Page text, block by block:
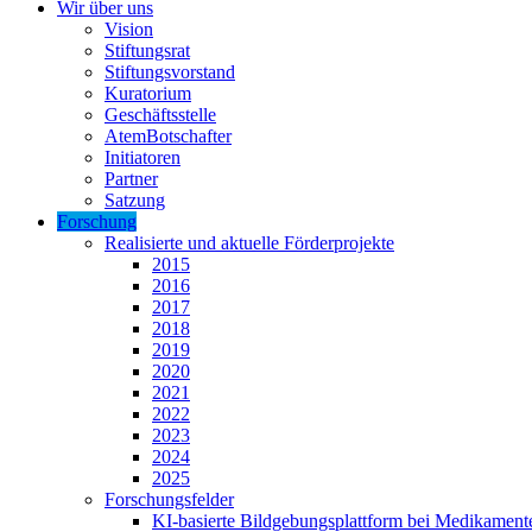
Wir über uns
Vision
Stiftungsrat
Stiftungsvorstand
Kuratorium
Geschäftsstelle
AtemBotschafter
Initiatoren
Partner
Satzung
Forschung
Realisierte und aktuelle Förderprojekte
2015
2016
2017
2018
2019
2020
2021
2022
2023
2024
2025
Forschungsfelder
KI-basierte Bildgebungsplattform bei